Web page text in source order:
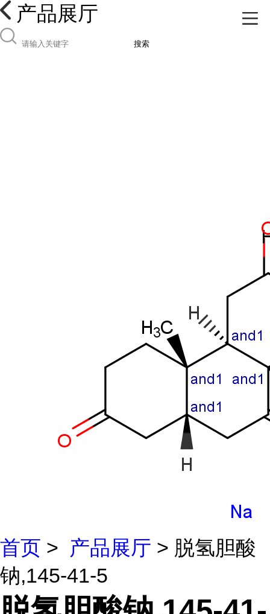
产品展厅
搜索
首页 > 产品展厅 > 脱氢胆酸
钠,145-41-5